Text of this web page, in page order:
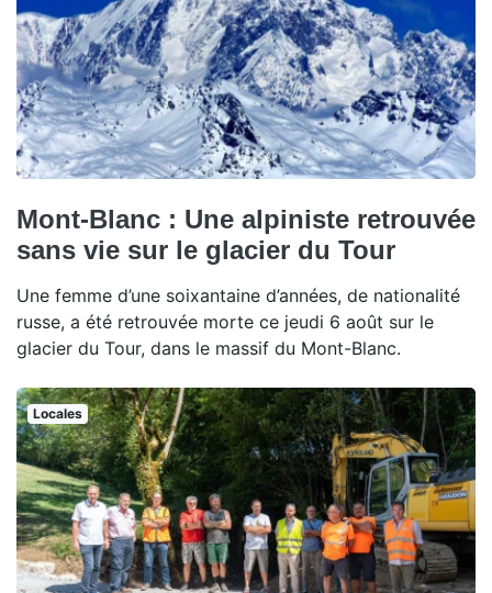
Mont-Blanc : Une alpiniste retrouvée
sans vie sur le glacier du Tour
Une femme d’une soixantaine d’années, de nationalité
russe, a été retrouvée morte ce jeudi 6 août sur le
glacier du Tour, dans le massif du Mont-Blanc.
Locales